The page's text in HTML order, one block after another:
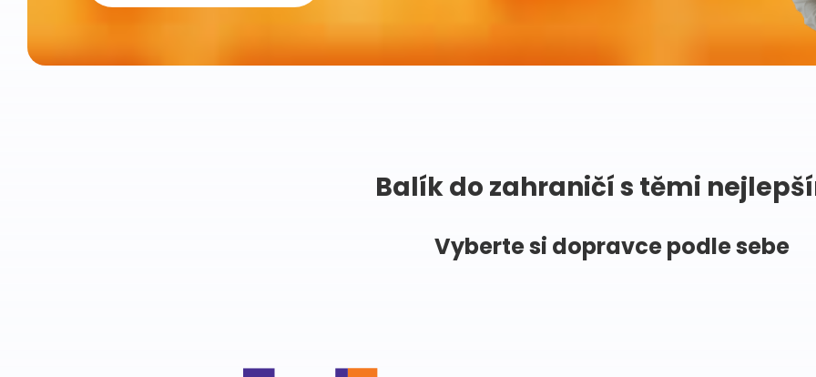
Balík do zahraničí s těmi
Vyberte si dopravce podle sebe